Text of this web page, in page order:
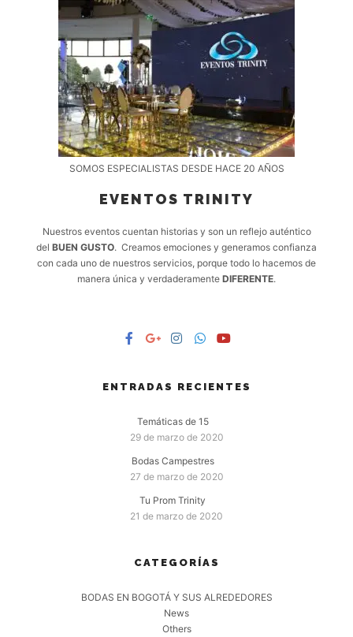
SOMOS ESPECIALISTAS DESDE HACE 20 AÑOS
EVENTOS TRINITY
Nuestros eventos cuentan historias y son un reflejo auténtico
del BUEN GUSTO. Creamos emociones y generamos confianza
con cada uno de nuestros servicios, porque todo lo hacemos de
manera única y verdaderamente DIFERENTE.
ENTRADAS RECIENTES
Temáticas de 15
29 de marzo de 2020
Bodas Campestres
27 de marzo de 2020
Tu Prom Trinity
21 de marzo de 2020
CATEGORÍAS
BODAS EN BOGOTÁ Y SUS ALREDEDORES
News
Others